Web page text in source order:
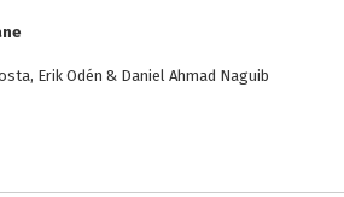
Erik Odén & Daniel Ahmad Naguib